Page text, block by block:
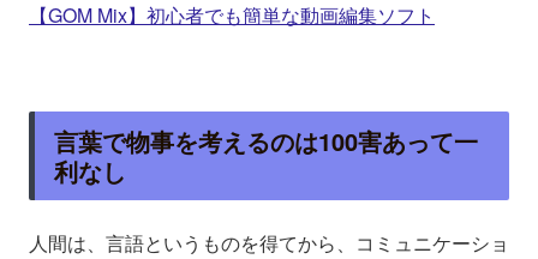
【GOM Mix】初心者でも簡単な動画編集ソフト
言葉で物事を考えるのは100害あって一
利なし
人間は、言語というものを得てから、コミュニケーショ